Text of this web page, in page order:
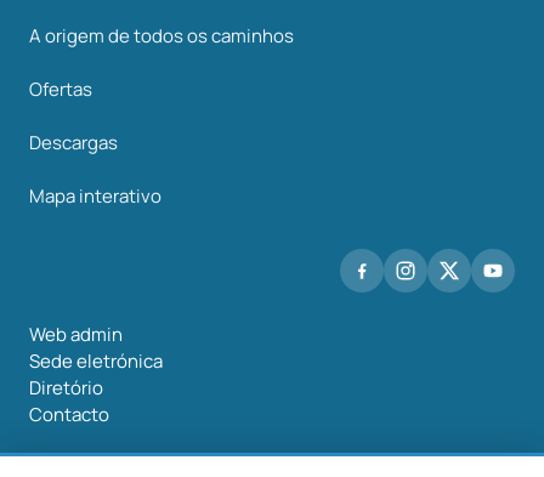
A origem de todos os caminhos
Ofertas
Descargas
Mapa interativo
Web admin
Sede eletrónica
Diretório
Contacto